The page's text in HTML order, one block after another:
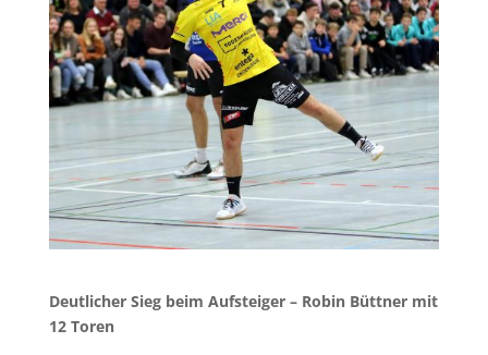
Deutlicher Sieg beim Aufsteiger – Robin Büttner mit
12 Toren